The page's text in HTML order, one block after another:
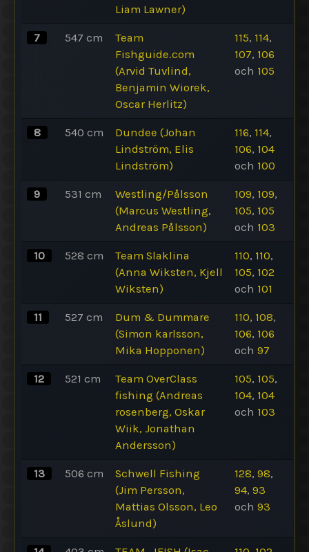
Liam Lawner)
7 547 cm
Team
Fishguide.com
(Arvid Tuvlind,
Benjamin Wiorek,
Oscar Herlitz)
115, 114,
107, 106
och 105
8 540 cm
Dundee (Johan
Lindström, Elis
Lindström)
116, 114,
106, 104
och 100
9 531 cm
Westling/Pålsson
(Marcus Westling,
Andreas Pålsson)
109, 109,
105, 105
och 103
10 528 cm
Team Slaklina
(Anna Wiksten, Kjell
Wiksten)
110, 110,
105, 102
och 101
11 527 cm
Dum & Dummare
(Simon karlsson,
Mika Hopponen)
110, 108,
106, 106
och 97
12 521 cm
Team OverClass
fishing (Andreas
rosenberg, Oskar
Wiik, Jonathan
Andersson)
105, 105,
104, 104
och 103
13 506 cm
Schwell Fishing
(Jim Persson,
Mattias Olsson, Leo
Åslund)
128, 98,
94, 93
och 93